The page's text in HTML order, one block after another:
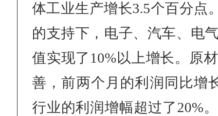
体工业生产增长3.5个百分点
的支持下，电子、汽车、电
值实现了10%以上增长。原
善，前两个月的利润同比增
行业的利润增幅超过了20%